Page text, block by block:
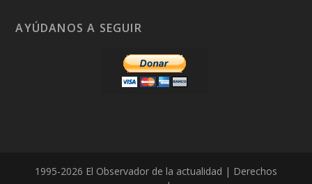
AYÚDANOS A SEGUIR
1995-2026 El Observador de la actualidad | Derechos